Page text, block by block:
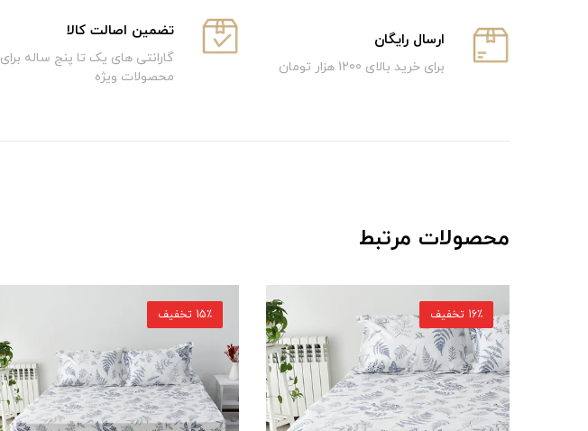
ارسال رایگان
برای خرید بالای 1200 هزار تومان
تضمین اصالت کالا
گارانتی های یک تا پنج ساله برای
محصولات ویژه
محصولات مرتبط
15٪ تخفیف 15٪ تخفیف